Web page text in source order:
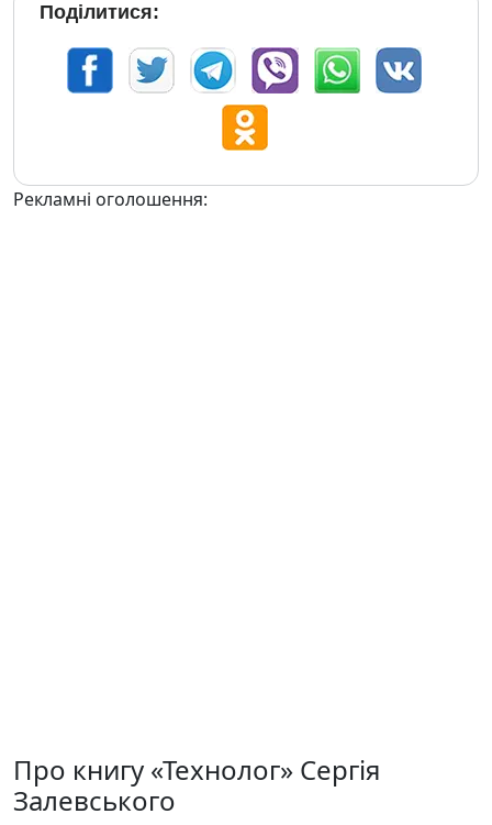
Поділитися:
Рекламні оголошення:
Про книгу «Технолог» Сергія
Залевського